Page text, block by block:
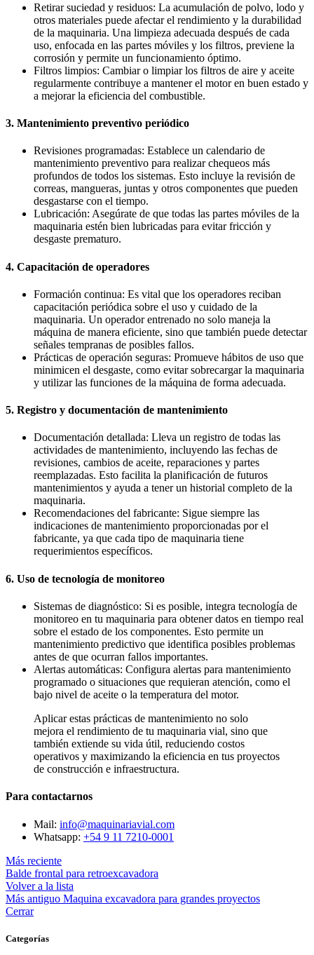
Retirar suciedad y residuos: La acumulación de polvo, lodo y
otros materiales puede afectar el rendimiento y la durabilidad
de la maquinaria. Una limpieza adecuada después de cada
uso, enfocada en las partes móviles y los filtros, previene la
corrosión y permite un funcionamiento óptimo.
Filtros limpios: Cambiar o limpiar los filtros de aire y aceite
regularmente contribuye a mantener el motor en buen estado y
a mejorar la eficiencia del combustible.
3. Mantenimiento preventivo periódico
Revisiones programadas: Establece un calendario de
mantenimiento preventivo para realizar chequeos más
profundos de todos los sistemas. Esto incluye la revisión de
correas, mangueras, juntas y otros componentes que pueden
desgastarse con el tiempo.
Lubricación: Asegúrate de que todas las partes móviles de la
maquinaria estén bien lubricadas para evitar fricción y
desgaste prematuro.
4. Capacitación de operadores
Formación continua: Es vital que los operadores reciban
capacitación periódica sobre el uso y cuidado de la
maquinaria. Un operador entrenado no solo maneja la
máquina de manera eficiente, sino que también puede detectar
señales tempranas de posibles fallos.
Prácticas de operación seguras: Promueve hábitos de uso que
minimicen el desgaste, como evitar sobrecargar la maquinaria
y utilizar las funciones de la máquina de forma adecuada.
5. Registro y documentación de mantenimiento
Documentación detallada: Lleva un registro de todas las
actividades de mantenimiento, incluyendo las fechas de
revisiones, cambios de aceite, reparaciones y partes
reemplazadas. Esto facilita la planificación de futuros
mantenimientos y ayuda a tener un historial completo de la
maquinaria.
Recomendaciones del fabricante: Sigue siempre las
indicaciones de mantenimiento proporcionadas por el
fabricante, ya que cada tipo de maquinaria tiene
requerimientos específicos.
6. Uso de tecnología de monitoreo
Sistemas de diagnóstico: Si es posible, integra tecnología de
monitoreo en tu maquinaria para obtener datos en tiempo real
sobre el estado de los componentes. Esto permite un
mantenimiento predictivo que identifica posibles problemas
antes de que ocurran fallos importantes.
Alertas automáticas: Configura alertas para mantenimiento
programado o situaciones que requieran atención, como el
bajo nivel de aceite o la temperatura del motor.
Aplicar estas prácticas de mantenimiento no solo
mejora el rendimiento de tu maquinaria vial, sino que
también extiende su vida útil, reduciendo costos
operativos y maximizando la eficiencia en tus proyectos
de construcción e infraestructura.
Para contactarnos
Mail: info@maquinariavial.com
Whatsapp: +54 9 11 7210-0001
Más reciente
Balde frontal para retroexcavadora
Volver a la lista
Más antiguo Maquina excavadora para grandes proyectos
Cerrar
Categorías